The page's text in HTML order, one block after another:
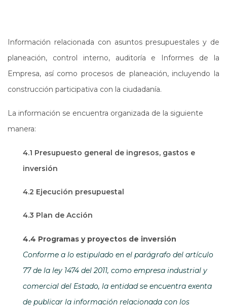
Información relacionada con asuntos presupuestales y de
planeación, control interno, auditoría e Informes de la
Empresa, así como procesos de planeación, incluyendo la
construcción participativa con la ciudadanía.
La información se encuentra organizada de la siguiente
manera:
4.1 Presupuesto general de ingresos, gastos e
inversión
4.2 Ejecución presupuestal
4.3 Plan de Acción
4.4 Programas y proyectos de inversión
Conforme a lo estipulado en el parágrafo del artículo
77 de la ley 1474 del 2011, como empresa industrial y
comercial del Estado, la entidad se encuentra exenta
de publicar la información relacionada con los